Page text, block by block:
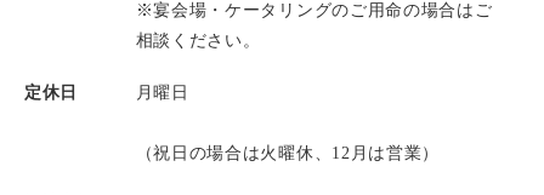
※宴会場・ケータリングのご用命の場合はご
相談ください。
定休日 月曜日
（祝日の場合は火曜休、12月は営業）